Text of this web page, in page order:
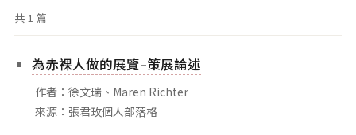
專題
索引
關鍵字
標籤雲
共 1 篇
為赤裸人做的展覽–策展論述
作者：徐文瑞、Maren Richter
來源：張君玫個人部落格